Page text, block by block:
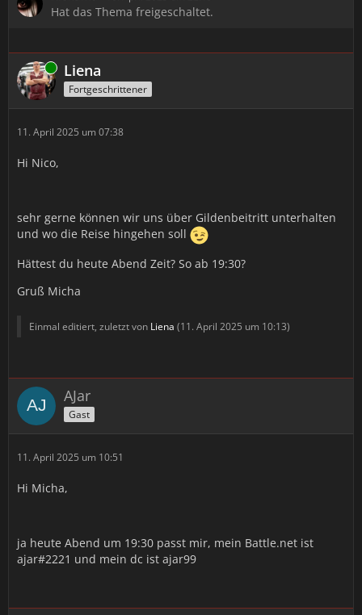
Hat das Thema freigeschaltet.
Online Liena
Fortgeschrittener
11. April 2025 um 07:38
Hi Nico,
sehr gerne können wir uns über Gildenbeitritt unterhalten
und wo die Reise hingehen soll
Hättest du heute Abend Zeit? So ab 19:30?
Gruß Micha
Einmal editiert, zuletzt von Liena (11. April 2025 um 10:13)
AJar
Gast
11. April 2025 um 10:51
Hi Micha,
ja heute Abend um 19:30 passt mir, mein Battle.net ist
ajar#2221 und mein dc ist ajar99